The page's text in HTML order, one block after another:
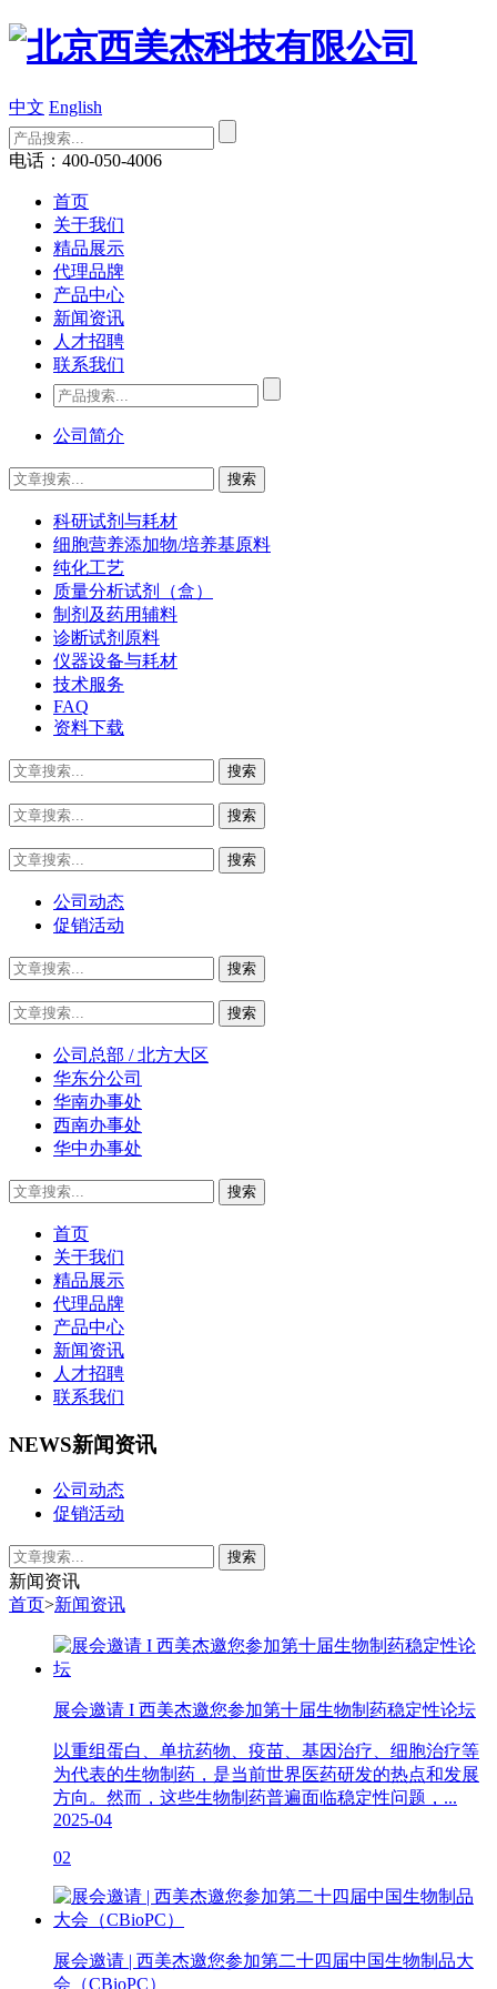
中文 English
电话：400-050-4006
首页
关于我们
精品展示
代理品牌
产品中心
新闻资讯
人才招聘
联系我们
公司简介
科研试剂与耗材
细胞营养添加物/培养基原料
纯化工艺
质量分析试剂（盒）
制剂及药用辅料
诊断试剂原料
仪器设备与耗材
技术服务
FAQ
资料下载
公司动态
促销活动
公司总部 / 北方大区
华东分公司
华南办事处
西南办事处
华中办事处
首页
关于我们
精品展示
代理品牌
产品中心
新闻资讯
人才招聘
联系我们
NEWS新闻资讯
公司动态
促销活动
新闻资讯
首页>新闻资讯
展会邀请 I 西美杰邀您参加第十届生物制药稳定性论坛
以重组蛋白、单抗药物、疫苗、基因治疗、细胞治疗等
为代表的生物制药，是当前世界医药研发的热点和发展
方向。然而，这些生物制药普遍面临稳定性问题，...
2025-04
02
展会邀请 | 西美杰邀您参加第二十四届中国生物制品大
会（CBioPC）